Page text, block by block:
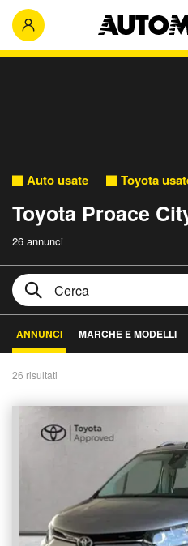
Auto usate Toyota
Toyota Proace
26 annunci
ANNUNCI MARCHE E MODELLI
26 risultati